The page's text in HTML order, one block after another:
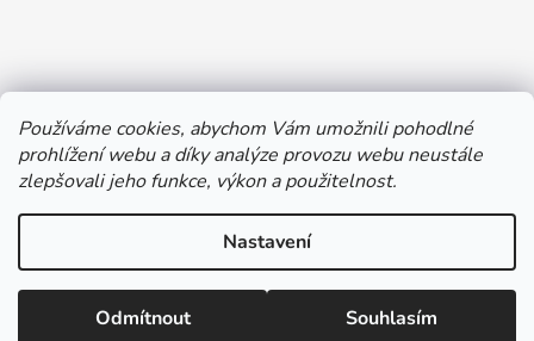
Používáme cookies, abychom Vám umožnili pohodlné
prohlížení webu a díky analýze provozu webu neustále
zlepšovali jeho funkce, výkon a použitelnost.
Nastavení
Odmítnout Souhlasím
e-shop provozuje
Vytvořil Shoptet
Copyright 2026
. Všechna práva